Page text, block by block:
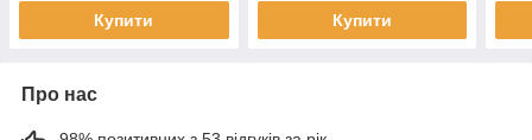
Купити Купити
Про нас